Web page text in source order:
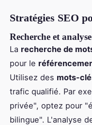
Stratégies SEO
Recherche et
La recherche de
pour le
Utilisez des mots-
trafic qualifié. Par
privée", optez pour
bilingue". L'analyse